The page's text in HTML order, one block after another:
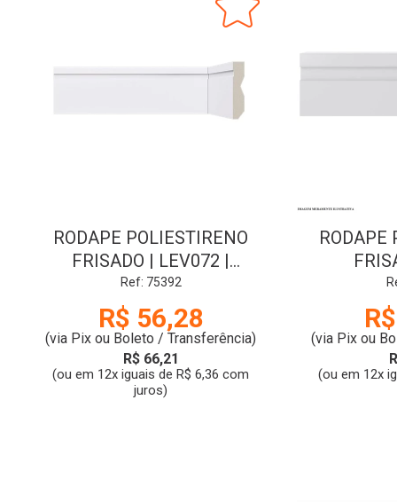
RODAPE POLIESTIRENO
FRISADO | LEV072 |
2.40mx0.7cm | BRANCO |
SANTA LUZIA
Ref: 75392
R$ 56,28
(via Pix ou Boleto / Transferência)
R$ 66,21
(ou em 12x iguais de R$ 6,36 com
juros)
RODAPE
(via Pix ou
(ou em 12x